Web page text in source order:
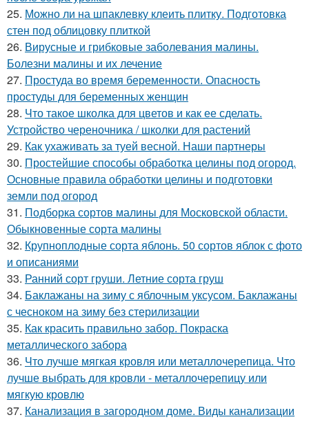
25. Можно ли на шпаклевку клеить плитку. Подготовка
стен под облицовку плиткой
26. Вирусные и грибковые заболевания малины.
Болезни малины и их лечение
27. Простуда во время беременности. Опасность
простуды для беременных женщин
28. Что такое школка для цветов и как ее сделать.
Устройство череночника / школки для растений
29. Как ухаживать за туей весной. Наши партнеры
30. Простейшие способы обработка целины под огород.
Основные правила обработки целины и подготовки
земли под огород
31. Подборка сортов малины для Московской области.
Обыкновенные сорта малины
32. Крупноплодные сорта яблонь. 50 сортов яблок с фото
и описаниями
33. Ранний сорт груши. Летние сорта груш
34. Баклажаны на зиму с яблочным уксусом. Баклажаны
с чесноком на зиму без стерилизации
35. Как красить правильно забор. Покраска
металлического забора
36. Что лучше мягкая кровля или металлочерепица. Что
лучше выбрать для кровли - металлочерепицу или
мягкую кровлю
37. Канализация в загородном доме. Виды канализации